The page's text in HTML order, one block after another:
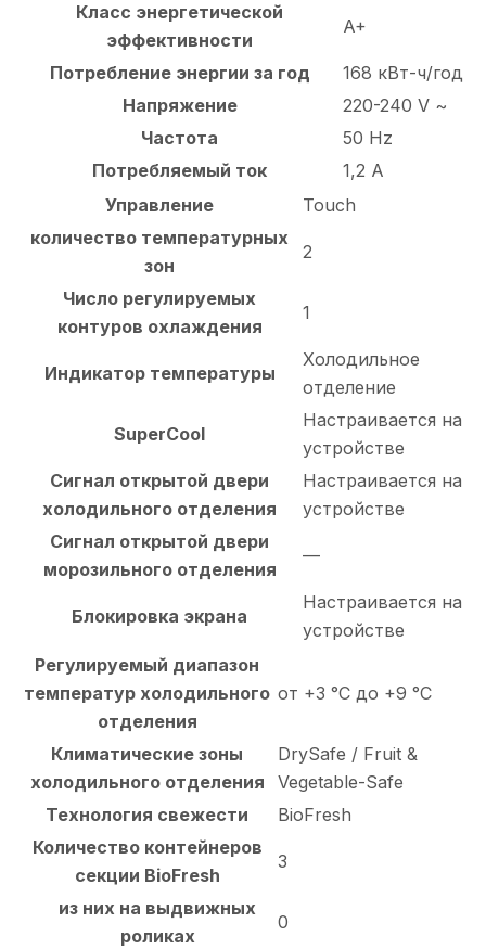
Класс энергетической
эффективности
A+
Потребление энергии за год
168 кВт-ч/год
Напряжение
220-240 V ~
Частота
50 Hz
Потребляемый ток
1,2 A
Управление
Touch
количество температурных
зон
2
Число регулируемых
контуров охлаждения
1
Индикатор температуры
Холодильное
отделение
SuperCool
Настраивается на
устройстве
Сигнал открытой двери
холодильного отделения
Настраивается на
устройстве
Сигнал открытой двери
морозильного отделения
—
Блокировка экрана
Настраивается на
устройстве
Регулируемый диапазон
температур холодильного
отделения
от +3 °C до +9 °C
Климатические зоны
холодильного отделения
DrySafe / Fruit &
Vegetable-Safe
Технология свежести
BioFresh
Количество контейнеров
секции BioFresh
3
из них на выдвижных
роликах
0